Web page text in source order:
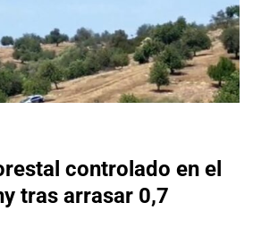
controlado en el
tras arrasar 0,7